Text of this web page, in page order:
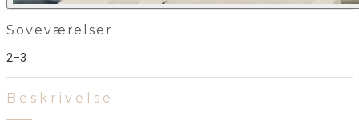
Soveværelser
2–3
Beskrivelse